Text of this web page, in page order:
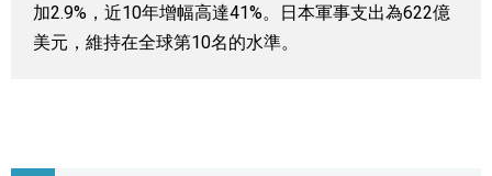
人物訪談 official SNS
加2.9%，近10年增幅高達41%。日本軍事支出為622億
美元，維持在全球第10名的水準。